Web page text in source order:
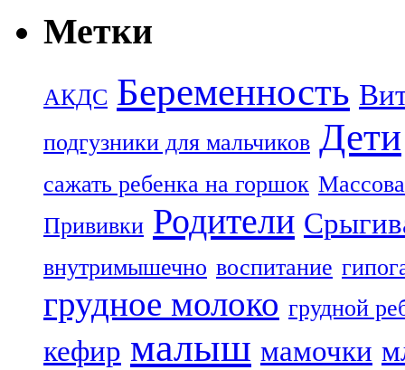
Метки
АКДС Беременность
подгузники для мальчиков Дети
сажать ребенка на горшок
Прививки Родители
внутримышечно воспитание
грудное молоко грудной
кефир малыш мамочки